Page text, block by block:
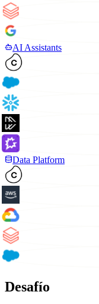
AI Assistants
Data Platform
Desafío